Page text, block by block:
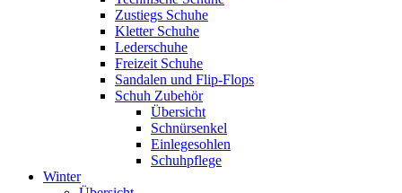
Zustiegs Schuhe
Kletter Schuhe
Lederschuhe
Freizeit Schuhe
Sandalen und Flip-Flops
Schuh Zubehör
Übersicht
Schnürsenkel
Einlegesohlen
Schuhpflege
Winter